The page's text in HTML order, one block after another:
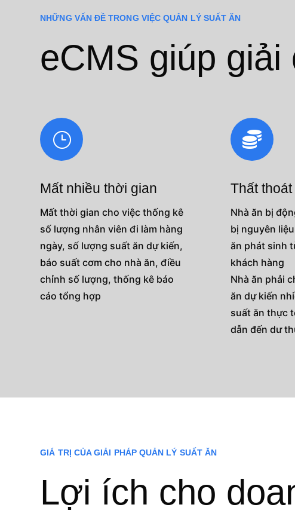
NHỮNG VẤN ĐỀ TRONG VIỆC QUẢN LÝ SUẤT ĂN
eCMS giúp
}
Mất nhiều thời gian
Mất thời gian cho việc thống kê
số lượng nhân viên đi làm hàng
ngày, số lượng suất ăn dự kiến,
báo suất cơm cho nhà ăn, điều
chỉnh số lượng, thống kê báo
cáo tổng hợp

Thất
Nhà ăn bị
bị nguyên
ăn phát sinh
khách hàng
Nhà ăn phải
ăn dự kiến
suất ăn thực
dẫn đến dư
GIÁ TRỊ CỦA GIẢI PHÁP QUẢN LÝ SUẤT ĂN
Lợi ích cho